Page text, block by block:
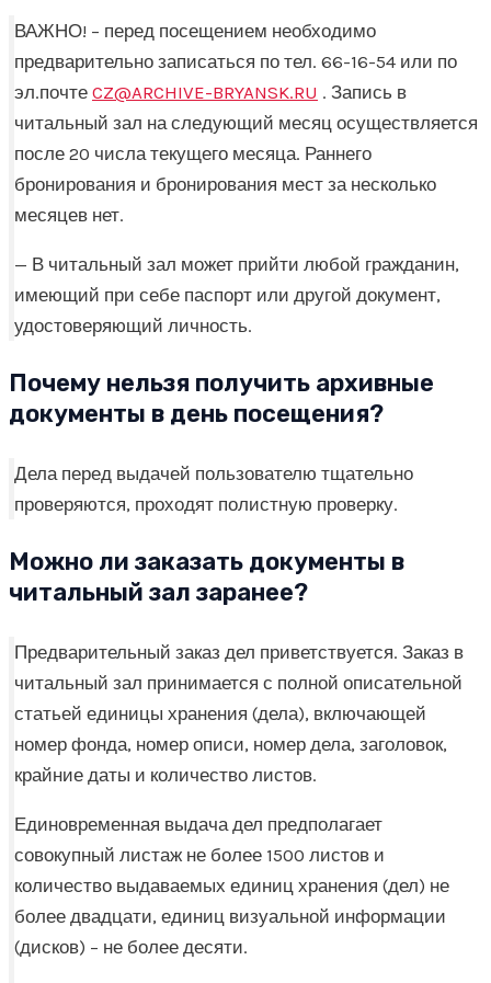
ВАЖНО! – перед посещением необходимо
предварительно записаться по тел. 66-16-54 или по
эл.почте CZ@ARCHIVE-BRYANSK.RU . Запись в
читальный зал на следующий месяц осуществляется
после 20 числа текущего месяца. Раннего
бронирования и бронирования мест за несколько
месяцев нет.
— В читальный зал может прийти любой гражданин,
имеющий при себе паспорт или другой документ,
удостоверяющий личность.
Почему нельзя получить архивные
документы в день посещения?
Дела перед выдачей пользователю тщательно
проверяются, проходят полистную проверку.
Можно ли заказать документы в
читальный зал заранее?
Предварительный заказ дел приветствуется. Заказ в
читальный зал принимается с полной описательной
статьей единицы хранения (дела), включающей
номер фонда, номер описи, номер дела, заголовок,
крайние даты и количество листов.
Единовременная выдача дел предполагает
совокупный листаж не более 1500 листов и
количество выдаваемых единиц хранения (дел) не
более двадцати, единиц визуальной информации
(дисков) – не более десяти.